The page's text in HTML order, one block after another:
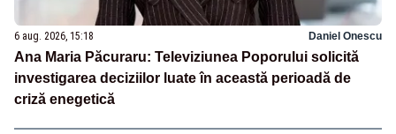
6 aug. 2026, 15:18 Daniel Onescu
Ana Maria Păcuraru: Televiziunea Poporului solicită
investigarea deciziilor luate în această perioadă de
criză enegetică